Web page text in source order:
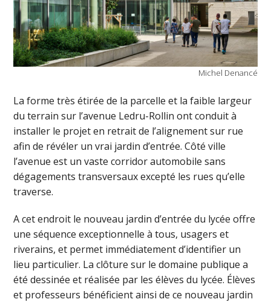
Michel Denancé
La forme très étirée de la parcelle et la faible largeur
du terrain sur l’avenue Ledru-Rollin ont conduit à
installer le projet en retrait de l’alignement sur rue
afin de révéler un vrai jardin d’entrée. Côté ville
l’avenue est un vaste corridor automobile sans
dégagements transversaux excepté les rues qu’elle
traverse.
A cet endroit le nouveau jardin d’entrée du lycée offre
une séquence exceptionnelle à tous, usagers et
riverains, et permet immédiatement d’identifier un
lieu particulier. La clôture sur le domaine publique a
été dessinée et réalisée par les élèves du lycée. Élèves
et professeurs bénéficient ainsi de ce nouveau jardin